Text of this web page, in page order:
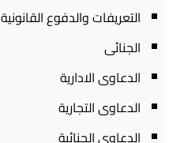
التعريفات والدفوع القانونية
الجنائى
الدعاوى الادارية
الدعاوى التجارية
الدعاوى الجنائية